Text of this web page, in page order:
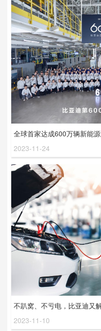
全球首家达成600万辆新能
2023-11-24
不趴窝、不亏电，比亚迪又
2023-11-10